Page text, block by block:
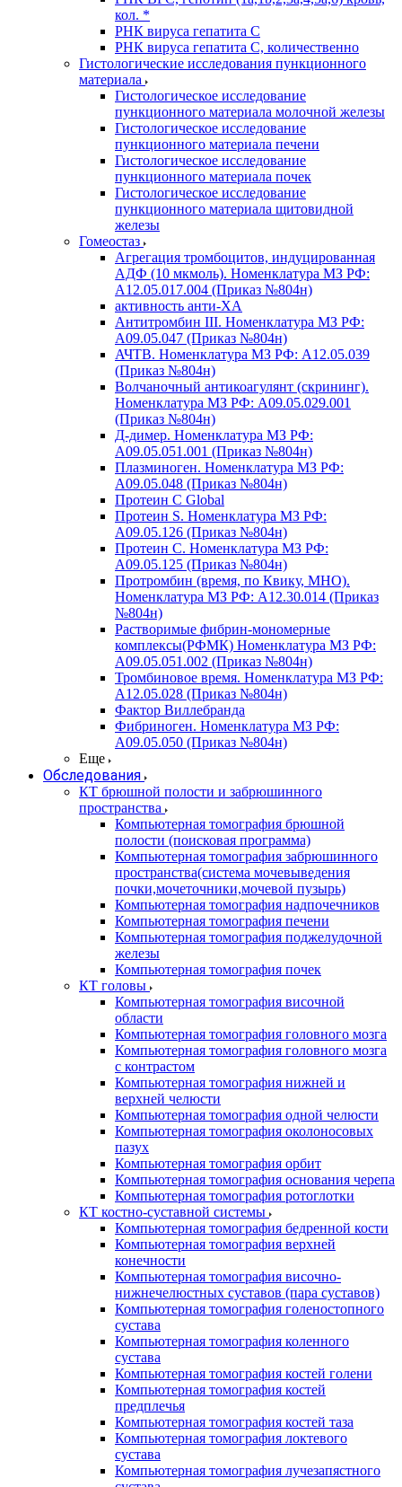
кол. *
РНК вируса гепатита C
РНК вируса гепатита C, количественно
Гистологические исследования пункционного
материала
Гистологическое исследование
пункционного материала молочной железы
Гистологическое исследование
пункционного материала печени
Гистологическое исследование
пункционного материала почек
Гистологическое исследование
пункционного материала щитовидной
железы
Гомеостаз
Агрегация тромбоцитов, индуцированная
АДФ (10 мкмоль). Номенклатура МЗ РФ:
A12.05.017.004 (Приказ №804н)
активность анти-ХА
Антитромбин III. Номенклатура МЗ РФ:
A09.05.047 (Приказ №804н)
АЧТВ. Номенклатура МЗ РФ: A12.05.039
(Приказ №804н)
Волчаночный антикоагулянт (скрининг).
Номенклатура МЗ РФ: A09.05.029.001
(Приказ №804н)
Д-димер. Номенклатура МЗ РФ:
A09.05.051.001 (Приказ №804н)
Плазминоген. Номенклатура МЗ РФ:
A09.05.048 (Приказ №804н)
Протеин C Global
Протеин S. Номенклатура МЗ РФ:
A09.05.126 (Приказ №804н)
Протеин С. Номенклатура МЗ РФ:
A09.05.125 (Приказ №804н)
Протромбин (время, по Квику, МНО).
Номенклатура МЗ РФ: A12.30.014 (Приказ
№804н)
Растворимые фибрин-мономерные
комплексы(РФМК) Номенклатура МЗ РФ:
A09.05.051.002 (Приказ №804н)
Тромбиновое время. Номенклатура МЗ РФ:
A12.05.028 (Приказ №804н)
Фактор Виллебранда
Фибриноген. Номенклатура МЗ РФ:
A09.05.050 (Приказ №804н)
Еще
Обследования
КТ брюшной полости и забрюшинного
пространства
Компьютерная томография брюшной
полости (поисковая программа)
Компьютерная томография забрюшинного
пространства(система мочевыведения
почки,мочеточники,мочевой пузырь)
Компьютерная томография надпочечников
Компьютерная томография печени
Компьютерная томография поджелудочной
железы
Компьютерная томография почек
КТ головы
Компьютерная томография височной
области
Компьютерная томография головного мозга
Компьютерная томография головного мозга
с контрастом
Компьютерная томография нижней и
верхней челюсти
Компьютерная томография одной челюсти
Компьютерная томография околоносовых
пазух
Компьютерная томография орбит
Компьютерная томография основания черепа
Компьютерная томография ротоглотки
КТ костно-суставной системы
Компьютерная томография бедренной кости
Компьютерная томография верхней
конечности
Компьютерная томография височно-
нижнечелюстных суставов (пара суставов)
Компьютерная томография голеностопного
сустава
Компьютерная томография коленного
сустава
Компьютерная томография костей голени
Компьютерная томография костей
предплечья
Компьютерная томография костей таза
Компьютерная томография локтевого
сустава
Компьютерная томография лучезапястного